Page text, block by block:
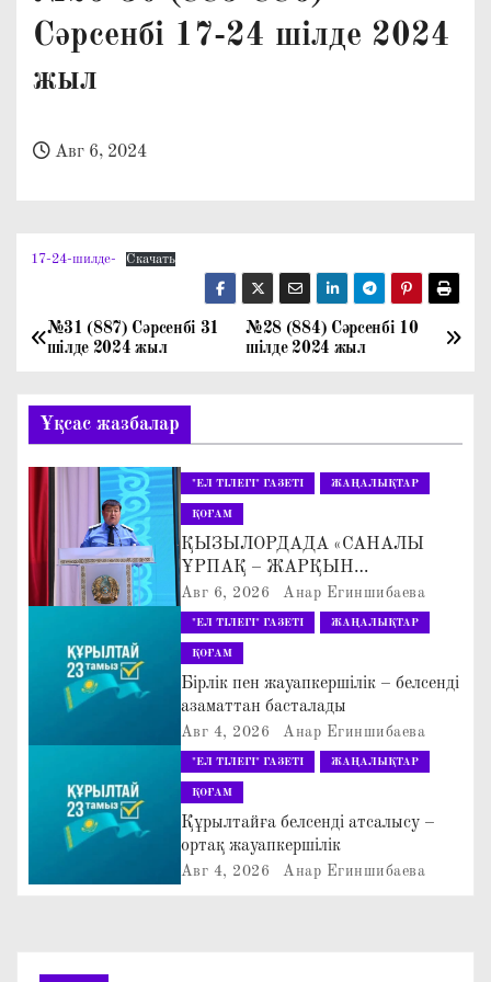
Сәрсенбі 17-24 шілде 2024
жыл
Авг 6, 2024
17-24-шилде- Скачать
Н
в
и
г
а
ц
п
а
№28 (884) Сәрсенбі 10
шілде 2024 жыл
№31 (887) Сәрсенбі 31
шілде 2024 жыл
Ұқсас жазбалар
"ЕЛ ТІЛЕГІ" ГАЗЕТІ ЖАҢАЛЫҚТАР
ҚОҒАМ
ҚЫЗЫЛОРДАДА «САНАЛЫ
ҰРПАҚ – ЖАРҚЫН
БОЛАШАҚ» АТТЫ
КЕҢЕЙТІЛГЕН МӘЖІЛІС ӨТТІ
Авг 6, 2026 Анар Егиншибаева
"ЕЛ ТІЛЕГІ" ГАЗЕТІ ЖАҢАЛЫҚТАР
ҚОҒАМ
Бірлік пен жауапкершілік – белсенді
азаматтан басталады
Авг 4, 2026 Анар Егиншибаева
"ЕЛ ТІЛЕГІ" ГАЗЕТІ ЖАҢАЛЫҚТАР
ҚОҒАМ
Құрылтайға белсенді атсалысу –
ортақ жауапкершілік
Авг 4, 2026 Анар Егиншибаева